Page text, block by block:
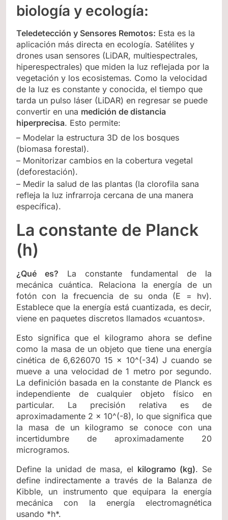
biología y ecología:
Teledetección y Sensores Remotos: Esta es la
aplicación más directa en ecología. Satélites y
drones usan sensores (LiDAR, multiespectrales,
hiperespectrales) que miden la luz reflejada por la
vegetación y los ecosistemas. Como la velocidad
de la luz es constante y conocida, el tiempo que
tarda un pulso láser (LiDAR) en regresar se puede
convertir en una medición de distancia
hiperprecisa. Esto permite:
– Modelar la estructura 3D de los bosques
(biomasa forestal).
– Monitorizar cambios en la cobertura vegetal
(deforestación).
– Medir la salud de las plantas (la clorofila sana
refleja la luz infrarroja cercana de una manera
específica).
La constante de Planck
(h)
¿Qué es? La constante fundamental de la
mecánica cuántica. Relaciona la energía de un
fotón con la frecuencia de su onda (E = hν).
Establece que la energía está cuantizada, es decir,
viene en paquetes discretos llamados «cuantos».
Esto significa que el kilogramo ahora se define
como la masa de un objeto que tiene una energía
cinética de 6,626070 15 × 10^(-34) J cuando se
mueve a una velocidad de 1 metro por segundo.
La definición basada en la constante de Planck es
independiente de cualquier objeto físico en
particular. La precisión relativa es de
aproximadamente 2 × 10^(-8), lo que significa que
la masa de un kilogramo se conoce con una
incertidumbre de aproximadamente 20
microgramos.
Define la unidad de masa, el kilogramo (kg). Se
define indirectamente a través de la Balanza de
Kibble, un instrumento que equipara la energía
mecánica con la energía electromagnética
usando *h*.